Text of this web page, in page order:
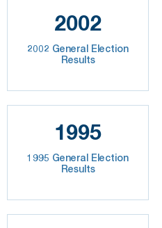
2002
2002 General Election
Results
1995
1995 General Election
Results